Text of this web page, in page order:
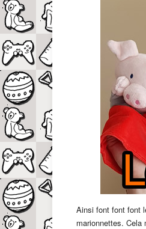
Ainsi font font font
marionnettes. Cela